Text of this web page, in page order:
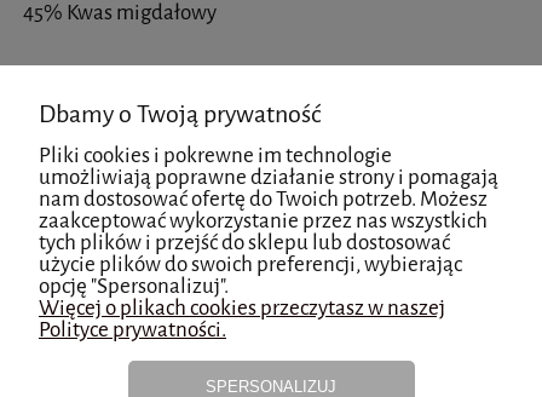
45% Kwas migdałowy
Wskazania:
Poprawa napięcia, skóra mieszana, trądzikowa,
przebarwienia, anti-aging.
Pojemność:50ml
Koszty dostawy
Dbamy o Twoją prywatność
Pliki cookies i pokrewne im technologie
umożliwiają poprawne działanie strony i pomagają
nam dostosować ofertę do Twoich potrzeb. Możesz
zaakceptować wykorzystanie przez nas wszystkich
tych plików i przejść do sklepu lub dostosować
użycie plików do swoich preferencji, wybierając
opcję "Spersonalizuj".
Więcej o plikach cookies przeczytasz w naszej
Polityce prywatności.
SPERSONALIZUJ